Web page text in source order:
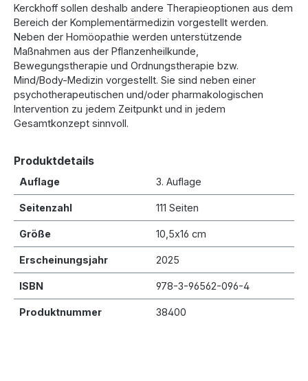
Kerckhoff sollen deshalb andere Therapieoptionen aus dem
Bereich der Komplementärmedizin vorgestellt werden.
Neben der Homöopathie werden unterstützende
Maßnahmen aus der Pflanzenheilkunde,
Bewegungstherapie und Ordnungstherapie bzw.
Mind/Body-Medizin vorgestellt. Sie sind neben einer
psychotherapeutischen und/oder pharmakologischen
Intervention zu jedem Zeitpunkt und in jedem
Gesamtkonzept sinnvoll.
Produktdetails
Auflage 3. Auflage
Seitenzahl 111 Seiten
Größe 10,5x16 cm
Er­schei­nungs­jahr 2025
ISBN 978-3-96562-096-4
Produktnummer 38400